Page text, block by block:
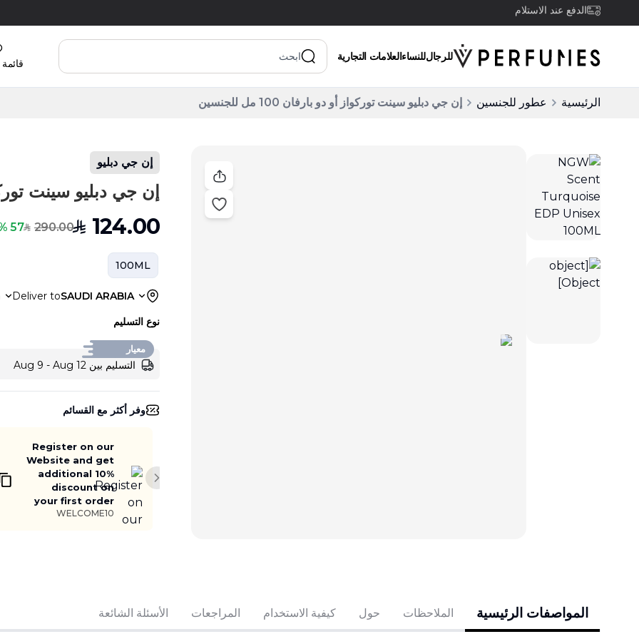
توصيل مجاني للطلبات التي تزيد عن 200 ريال سعودي
للرجالللنساءالعلامات التجارية
الرئيسية عطور للجنسين إن جي دبليو سينت توركواز أو دو بارفان 100 مل للجنسين
إن جي دبليو
إن جي دبليو سينت توركواز أو
SAR 124.00
SAR 290.00
57 % Off
100ML
Deliver toSAUDI ARABIA
نوع التسليم
معيار
التسليم بين Aug 9 - Aug 12
وفر أكثر مع القسائم
Register on our
Website and get
additional 10%
discount on
your first order
WELCOME10
Next slide
المواصفات الرئيسية الملاحظات حول كيفية الاستخدام المراجعات الأسئلة الشائعة